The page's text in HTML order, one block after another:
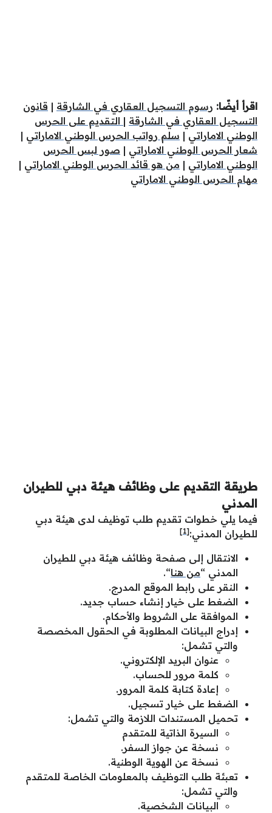
اقرأ أيضًا: رسوم التسجيل العقاري في الشارقة | قانون
التسجيل العقاري في الشارقة | التقديم على الحرس
الوطني الاماراتي | سلم رواتب الحرس الوطني الاماراتي |
شعار الحرس الوطني الاماراتي | صور لبس الحرس
الوطني الاماراتي | من هو قائد الحرس الوطني الاماراتي |
مهام الحرس الوطني الاماراتي
طريقة التقديم على وظائف هيئة دبي للطيران
المدني
فيما يلي خطوات تقديم طلب توظيف لدى هيئة دبي
للطيران المدني:[1]
الانتقال إلى صفحة وظائف هيئة دبي للطيران
المدني “من هنا“.
النقر على رابط الموقع المدرج.
الضغط على خيار إنشاء حساب جديد.
الموافقة على الشروط والأحكام.
إدراج البيانات المطلوبة في الحقول المخصصة
والتي تشمل:
عنوان البريد الإلكتروني.
كلمة مرور للحساب.
إعادة كتابة كلمة المرور.
الضغط على خيار تسجيل.
تحميل المستندات اللازمة والتي تشمل:
السيرة الذاتية للمتقدم
نسخة عن جواز السفر.
نسخة عن الهوية الوطنية.
تعبئة طلب التوظيف بالمعلومات الخاصة للمتقدم
والتي تشمل:
البيانات الشخصية.